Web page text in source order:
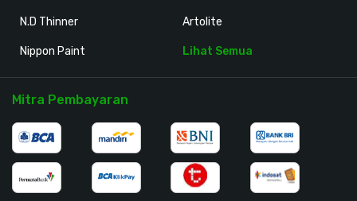
N.D Thinner
Nippon Paint
Artolite
Lihat Semua
Mitra Pembayaran